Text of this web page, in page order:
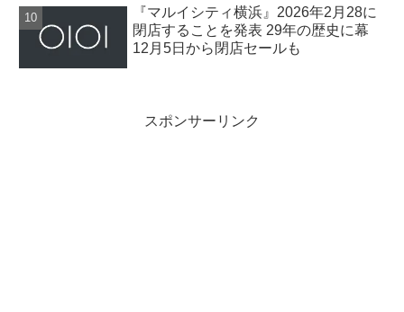
『マルイシティ横浜』2026年2月28に
閉店することを発表 29年の歴史に幕
12月5日から閉店セールも
スポンサーリンク